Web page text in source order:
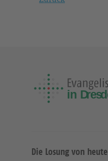
Die Losung von heute